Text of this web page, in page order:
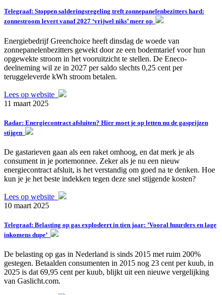
Telegraaf: Stoppen salderingsregeling treft zonnepanelenbezitters hard:
zonnestroom levert vanaf 2027 ‘vrijwel niks’ meer op
Energiebedrijf Greenchoice heeft dinsdag de woede van
zonnepanelenbezitters gewekt door ze een bodemtarief voor hun
opgewekte stroom in het vooruitzicht te stellen. De Eneco-
deelneming wil ze in 2027 per saldo slechts 0,25 cent per
teruggeleverde kWh stroom betalen.
Lees op website
11 maart 2025
Radar: Energiecontract afsluiten? Hier moet je op letten nu de gasprijzen
stijgen
De gastarieven gaan als een raket omhoog, en dat merk je als
consument in je portemonnee. Zeker als je nu een nieuw
energiecontract afsluit, is het verstandig om goed na te denken. Hoe
kun je je het beste indekken tegen deze snel stijgende kosten?
Lees op website
10 maart 2025
Telegraaf: Belasting op gas explodeert in tien jaar: ’Vooral huurders en lage
inkomens dupe’
De belasting op gas in Nederland is sinds 2015 met ruim 200%
gestegen. Betaalden consumenten in 2015 nog 23 cent per kuub, in
2025 is dat 69,95 cent per kuub, blijkt uit een nieuwe vergelijking
van Gaslicht.com.